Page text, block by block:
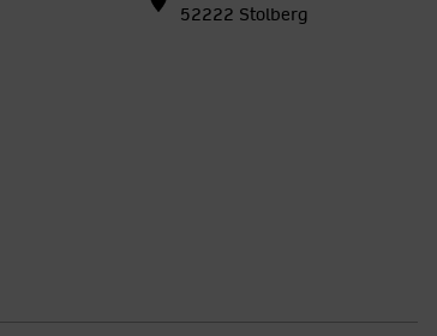
52222 Stolberg